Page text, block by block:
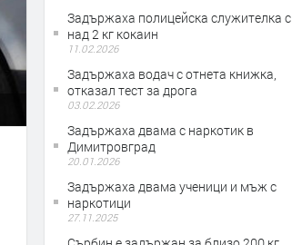
Задържаха полицейска служителка с
над 2 кг кокаин
11.02.2026
Задържаха водач с отнета книжка,
отказал тест за дрога
03.02.2026
Задържаха двама с наркотик в
Димитровград
20.01.2026
Задържаха двама ученици и мъж с
наркотици
27.11.2025